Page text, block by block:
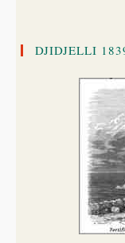
DJIDJELLI